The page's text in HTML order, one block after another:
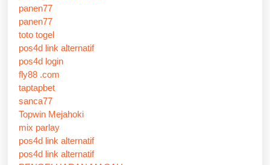
panen77
panen77
toto togel
pos4d link alternatif
pos4d login
fly88 .com
taptapbet
sanca77
Topwin Mejahoki
mix parlay
pos4d link alternatif
pos4d link alternatif